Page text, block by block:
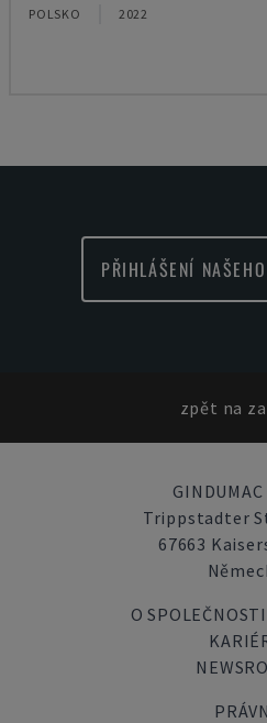
POLSKO 2022
PŘIHLÁŠENÍ
zpět na
Trippstadter
67663
O